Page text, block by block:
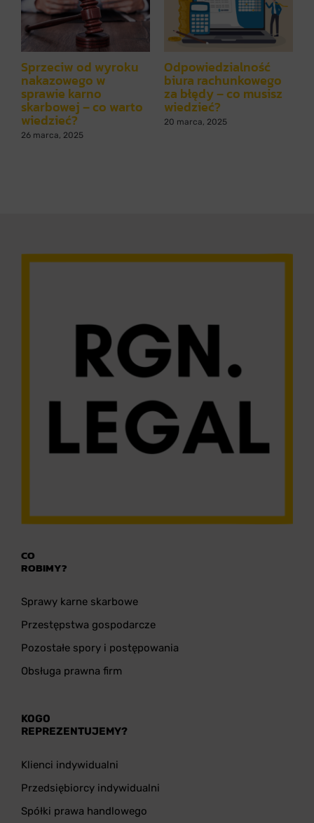
Sprzeciw od wyroku
nakazowego w
sprawie karno
skarbowej – co warto
wiedzieć?
26 marca, 2025
Odpowiedzialność
biura rachunkowego
za błędy – co musisz
wiedzieć?
20 marca, 2025
CO
ROBIMY?
Sprawy karne skarbowe
Przestępstwa gospodarcze
Pozostałe spory i postępowania
Obsługa prawna firm
KOGO
REPREZENTUJEMY?
Klienci indywidualni
Przedsiębiorcy indywidualni
Spółki prawa handlowego